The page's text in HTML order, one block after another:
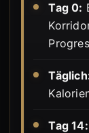
Tag 0:
Tag 14: